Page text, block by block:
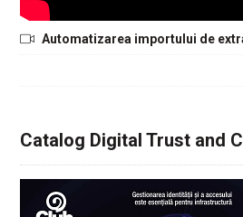
Automatizarea importului de
Catalog Digital Trust and